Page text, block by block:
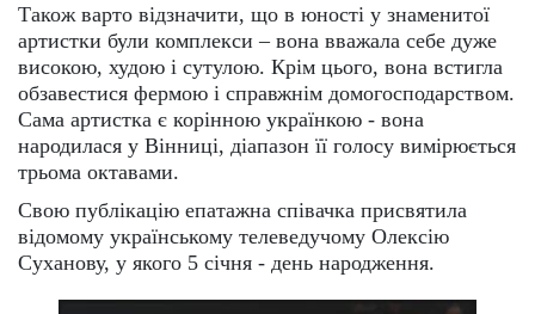
Також варто відзначити, що в юності у знаменитої
артистки були комплекси – вона вважала себе дуже
високою, худою і сутулою. Крім цього, вона встигла
обзавестися фермою і справжнім домогосподарством.
Сама артистка є корінною українкою - вона
народилася у Вінниці, діапазон її голосу вимірюється
трьома октавами.
Свою публікацію епатажна співачка присвятила
відомому українському телеведучому Олексію
Суханову, у якого 5 січня - день народження.